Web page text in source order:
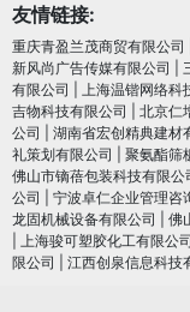
友情链接:
重庆青盈兰茂商贸有限公司
新风尚广告传媒有限公司
有限公司
上海温锴网络科
吉物科技有限公司
北京仁
公司
湖南省宏创精典建材
礼策划有限公司
聚氨酯筛
佛山市镝蓓包装科技有限公
公司
宁波卓仁企业管理咨
龙固机械设备有限公司
佛
上海骏可塑胶化工有限公司
限公司
江西创泉信息科技